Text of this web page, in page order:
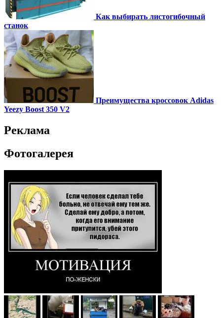
Как выбирать листогибочный
станок
Преимущества кроссовок Adidas
Yeezy Boost 350 V2
Реклама
Фотогалерея